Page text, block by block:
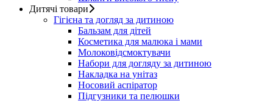
Дитячі товари
Гігієна та догляд за дитиною
Бальзам для дітей
Косметика для малюка і мами
Молоковідсмоктувачи
Набори для догляду за дитиною
Накладка на унітаз
Носовий аспіратор
Підгузники та пелюшки